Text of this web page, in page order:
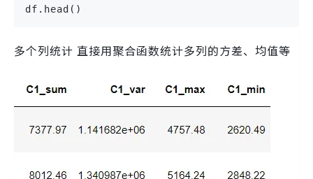
df.head()
多个列统计 直接用聚合函数统计多列的方差、均值等